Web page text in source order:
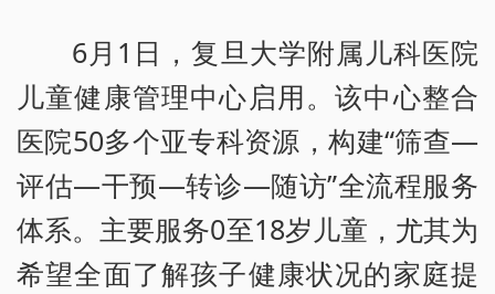
6月1日，复旦大学附属儿科医院
儿童健康管理中心启用。该中心整合
医院50多个亚专科资源，构建“筛查—
评估—干预—转诊—随访”全流程服务
体系。主要服务0至18岁儿童，尤其为
希望全面了解孩子健康状况的家庭提